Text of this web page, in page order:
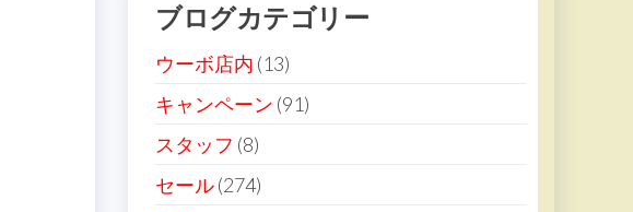
ブログカテゴリー
ウーボ店内 (13)
キャンペーン (91)
スタッフ (8)
セール(274)